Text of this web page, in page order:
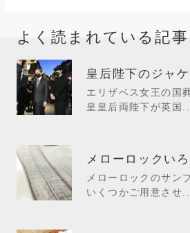
よく読まれている記事
皇后陛下のジャケ
エリザベス女王の国
皇皇后両陛下が英国...
メローロックい
メローロックのサン
いくつかご用意させ...